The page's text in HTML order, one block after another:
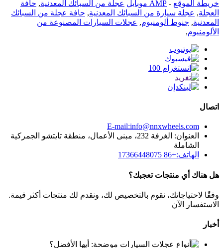
خريطة الموقع - AMP موبايل عجلة من السبائك المعدنية, حافة
العجلة, عجلة سيارة من السبائك المعدنية, حافة عجلة من السبائك
المعدنية, جنوط ألومنيوم, عجلات السيارات المصنوعة من
الألومنيوم,
اتصال
E-mail:info@nnxwheels.com
العنوان: الغرفة 232، مبنى الأعمال، منطقة تايتشو الجمركية
الشاملة
الهاتف:+86 17366448075
هل هناك أي منتجات تعجبك؟
وفقًا لاحتياجاتك، نقوم بالتخصيص لك، ونقدم لك منتجات أكثر قيمة.
الاستفسار الآن
أخبار